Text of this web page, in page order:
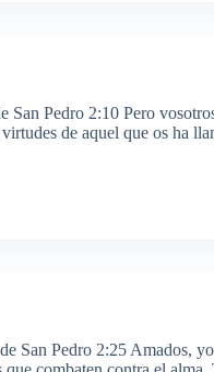
San Pedro 2:10 Pero
de aquel que os ha
San Pedro 2:25 Amados,